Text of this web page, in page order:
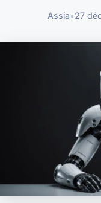
Assia•27